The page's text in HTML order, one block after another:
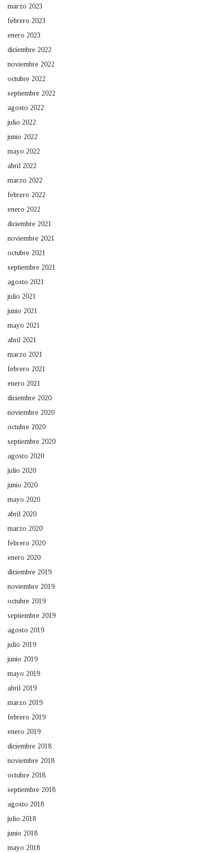
marzo 2023
febrero 2023
enero 2023
diciembre 2022
noviembre 2022
octubre 2022
septiembre 2022
agosto 2022
julio 2022
junio 2022
mayo 2022
abril 2022
marzo 2022
febrero 2022
enero 2022
diciembre 2021
noviembre 2021
octubre 2021
septiembre 2021
agosto 2021
julio 2021
junio 2021
mayo 2021
abril 2021
marzo 2021
febrero 2021
enero 2021
diciembre 2020
noviembre 2020
octubre 2020
septiembre 2020
agosto 2020
julio 2020
junio 2020
mayo 2020
abril 2020
marzo 2020
febrero 2020
enero 2020
diciembre 2019
noviembre 2019
octubre 2019
septiembre 2019
agosto 2019
julio 2019
junio 2019
mayo 2019
abril 2019
marzo 2019
febrero 2019
enero 2019
diciembre 2018
noviembre 2018
octubre 2018
septiembre 2018
agosto 2018
julio 2018
junio 2018
mayo 2018